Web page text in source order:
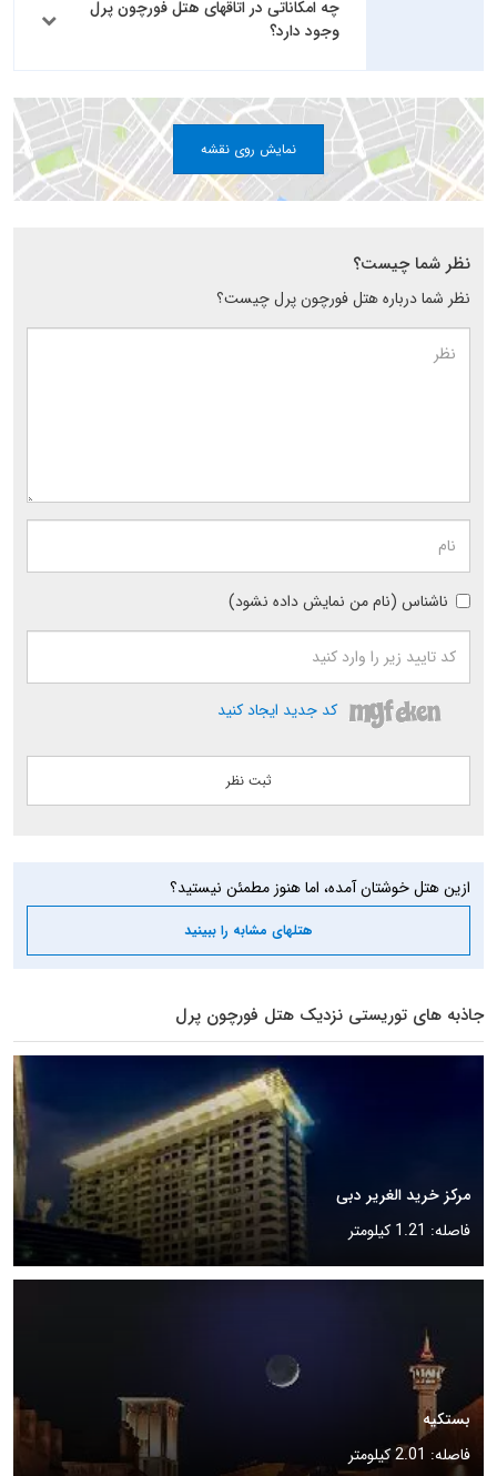
چه امکاناتی در اتاقهای هتل فورچون پرل
وجود دارد؟
نمایش روی نقشه
نظر شما چیست؟
نظر شما درباره هتل فورچون پرل چیست؟
ناشناس (نام من نمایش داده نشود)
کد جدید ایجاد کنید
ازین هتل خوشتان آمده، اما هنوز مطمئن نیستید؟
هتلهای مشابه را ببینید
جاذبه های توریستی نزدیک هتل فورچون پرل
مرکز خرید الغریر دبی
فاصله: 1.21 کیلومتر
بستکیه
فاصله: 2.01 کیلومتر